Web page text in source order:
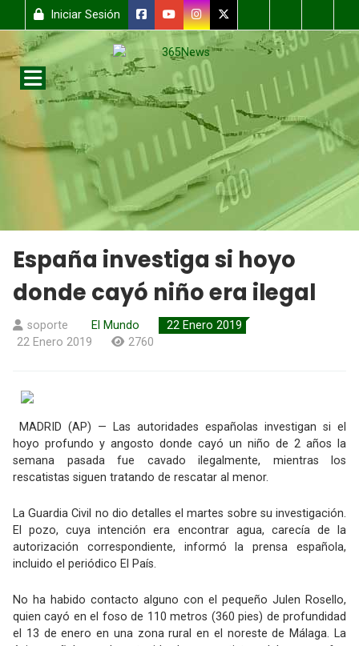
Iniciar Sesión
España investiga si hoyo
donde cayó niño era ilegal
soporte El Mundo
22 Enero 2019
22 Enero 2019
2760
MADRID (AP) — Las autoridades españolas investigan si el
hoyo profundo y angosto donde cayó un niño de 2 años la
semana pasada fue cavado ilegalmente, mientras los
rescatistas siguen tratando de rescatar al menor.
La Guardia Civil no dio detalles el martes sobre su investigación.
El pozo, cuya intención era encontrar agua, carecía de la
autorización correspondiente, informó la prensa española,
incluido el periódico El País.
No ha habido contacto alguno con el pequeño Julen Rosello,
quien cayó en el foso de 110 metros (360 pies) de profundidad
el 13 de enero en una zona rural en el noreste de Málaga. La